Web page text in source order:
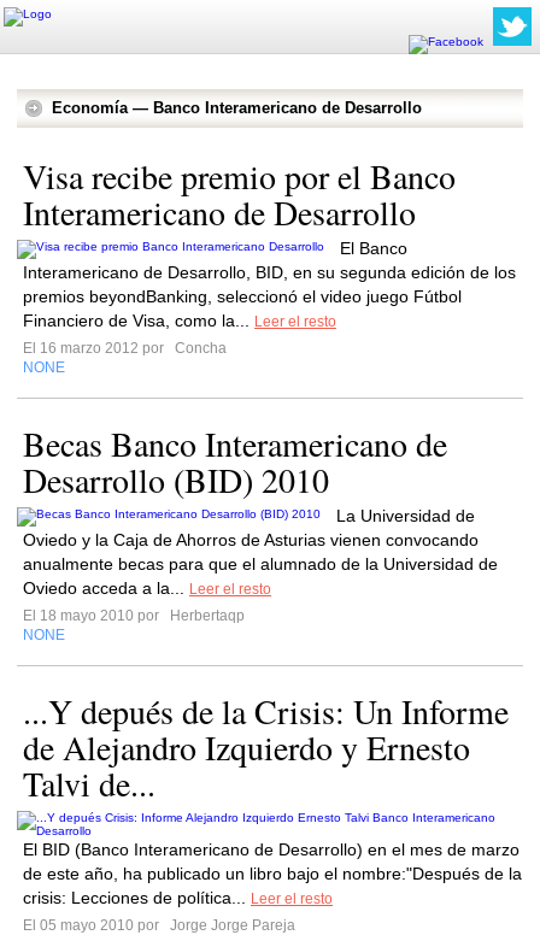
Economía — Banco Interamericano de Desarrollo
Visa recibe premio por el Banco
Interamericano de Desarrollo
El Banco
Interamericano de Desarrollo, BID, en su segunda edición de los
premios beyondBanking, seleccionó el video juego Fútbol
Financiero de Visa, como la...
Leer el resto
El 16 marzo 2012 por
Concha
NONE
Becas Banco Interamericano de
Desarrollo (BID) 2010
La Universidad de
Oviedo y la Caja de Ahorros de Asturias vienen convocando
anualmente becas para que el alumnado de la Universidad de
Oviedo acceda a la...
Leer el resto
El 18 mayo 2010 por
Herbertaqp
NONE
...Y depués de la Crisis: Un Informe
de Alejandro Izquierdo y Ernesto
Talvi de...
El BID (Banco Interamericano de Desarrollo) en el mes de marzo
de este año, ha publicado un libro bajo el nombre:"Después de la
crisis: Lecciones de política...
Leer el resto
El 05 mayo 2010 por
Jorge Jorge Pareja